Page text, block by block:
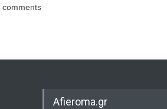
comments
Afieroma.gr